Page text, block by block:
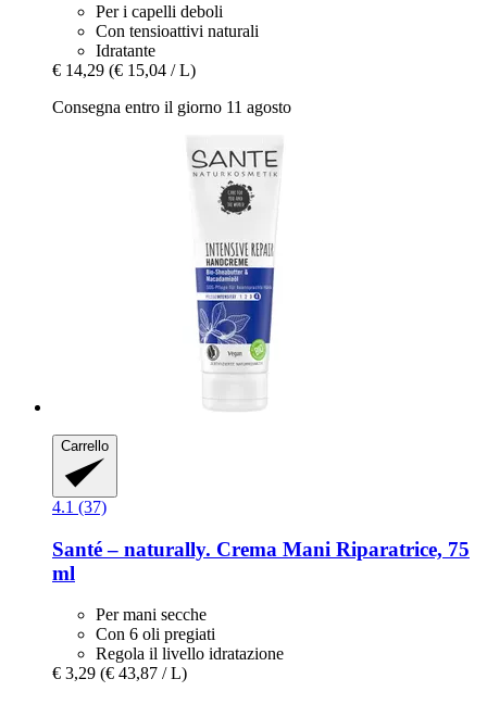
Per i capelli deboli
Con tensioattivi naturali
Idratante
€ 14,29 (€ 15,04 / L)
Consegna entro il giorno 11 agosto
Carrello
4.1 (37)
Santé – naturally. Crema Mani Riparatrice, 75
ml
Per mani secche
Con 6 oli pregiati
Regola il livello idratazione
€ 3,29 (€ 43,87 / L)